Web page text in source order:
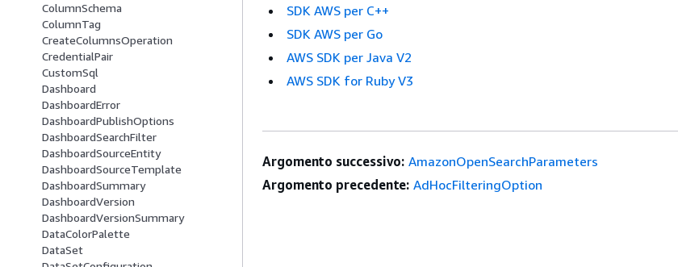
ColumnSchema
ColumnTag
CreateColumnsOperation
CredentialPair
CustomSql
Dashboard
DashboardError
DashboardPublishOptions
DashboardSearchFilter
DashboardSourceEntity
DashboardSourceTemplate
DashboardSummary
DashboardVersion
DashboardVersionSummary
DataColorPalette
DataSet
SDK AWS per C++
SDK AWS per Go
AWS SDK per Java V2
AWS SDK for Ruby V3
Argomento successivo: AmazonOpenSearchParameters
Argomento precedente: AdHocFilteringOption